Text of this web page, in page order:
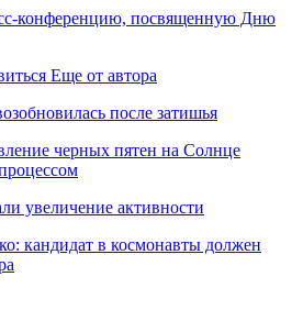
конференцию, посвященную Дню
Еще от автора
после затишья
черных пятен на Солнце
увеличение активности
кандидат в космонавты должен